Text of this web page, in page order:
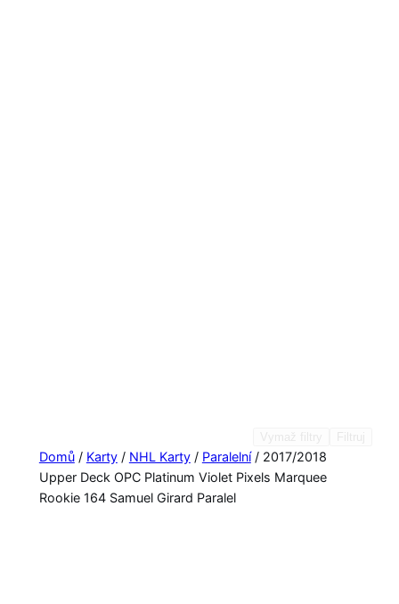
Domů/ Karty/ NHL Karty/ Paralelní/ 2017/2018
Upper Deck OPC Platinum Violet Pixels Marquee
Rookie 164 Samuel Girard Paralel